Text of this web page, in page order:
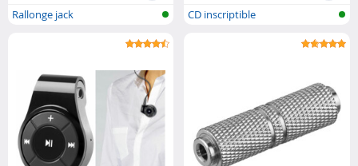
Rallonge jack
CD inscriptible